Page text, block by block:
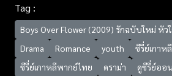
Tag :
Boys Over Flower (2009) รักฉบับใหม่ หัวใ
Drama
Romance youth
ซีรี่ย์เกาหลี
ซีรี่ย์เกาหลีพากย์ไทย
ดราม่า ดูซีรี่ย์ออ